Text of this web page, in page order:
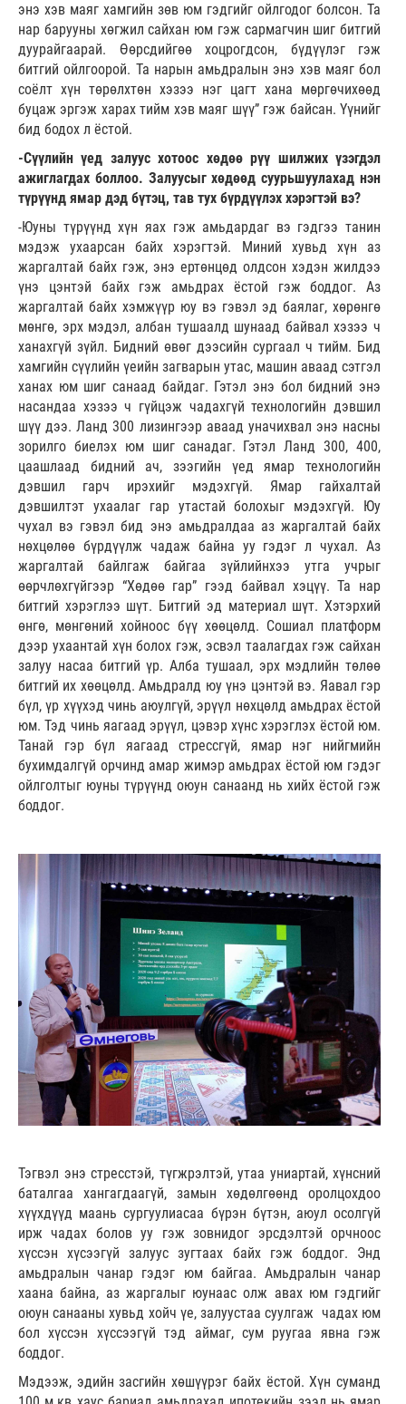
энэ хэв маяг хамгийн зөв юм гэдгийг ойлгодог болсон. Та
нар барууны хөгжил сайхан юм гэж сармагчин шиг битгий
дуурайгаарай. Өөрсдийгөө хоцрогдсон, бүдүүлэг гэж
битгий ойлгоорой. Та нарын амьдралын энэ хэв маяг бол
соёлт хүн төрөлхтөн хэзээ нэг цагт хана мөргөчихөөд
буцаж эргэж харах тийм хэв маяг шүү” гэж байсан. Үүнийг
бид бодох л ёстой.
-Сүүлийн үед залуус хотоос хөдөө рүү шилжих үзэгдэл
ажиглагдах боллоо. Залуусыг хөдөөд суурьшуулахад нэн
түрүүнд ямар дэд бүтэц, тав тух бүрдүүлэх хэрэгтэй вэ?
-Юуны түрүүнд хүн яах гэж амьдардаг вэ гэдгээ танин
мэдэж ухаарсан байх хэрэгтэй. Миний хувьд хүн аз
жаргалтай байх гэж, энэ ертөнцөд олдсон хэдэн жилдээ
үнэ цэнтэй байх гэж амьдрах ёстой гэж боддог. Аз
жаргалтай байх хэмжүүр юу вэ гэвэл эд баялаг, хөрөнгө
мөнгө, эрх мэдэл, албан тушаалд шунаад байвал хэзээ ч
ханахгүй зүйл. Бидний өвөг дээсийн сургаал ч тийм. Бид
хамгийн сүүлийн үеийн загварын утас, машин аваад сэтгэл
ханах юм шиг санаад байдаг. Гэтэл энэ бол бидний энэ
насандаа хэзээ ч гүйцэж чадахгүй технологийн дэвшил
шүү дээ. Ланд 300 лизингээр аваад уначихвал энэ насны
зорилго биелэх юм шиг санадаг. Гэтэл Ланд 300, 400,
цаашлаад бидний ач, зээгийн үед ямар технологийн
дэвшил гарч ирэхийг мэдэхгүй. Ямар гайхалтай
дэвшилтэт ухаалаг гар утастай болохыг мэдэхгүй. Юу
чухал вэ гэвэл бид энэ амьдралдаа аз жаргалтай байх
нөхцөлөө бүрдүүлж чадаж байна уу гэдэг л чухал. Аз
жаргалтай байлгаж байгаа зүйлийнхээ утга учрыг
өөрчлөхгүйгээр “Хөдөө гар” гээд байвал хэцүү. Та нар
битгий хэрэглээ шүт. Битгий эд материал шүт. Хэтэрхий
өнгө, мөнгөний хойноос бүү хөөцөлд. Сошиал платформ
дээр ухаантай хүн болох гэж, эсвэл таалагдах гэж сайхан
залуу насаа битгий үр. Алба тушаал, эрх мэдлийн төлөө
битгий их хөөцөлд. Амьдралд юу үнэ цэнтэй вэ. Яавал гэр
бүл, үр хүүхэд чинь аюулгүй, эрүүл нөхцөлд амьдрах ёстой
юм. Тэд чинь яагаад эрүүл, цэвэр хүнс хэрэглэх ёстой юм.
Танай гэр бүл яагаад стрессгүй, ямар нэг нийгмийн
бухимдалгүй орчинд амар жимэр амьдрах ёстой юм гэдэг
ойлголтыг юуны түрүүнд оюун санаанд нь хийх ёстой гэж
боддог.
Тэгвэл энэ стресстэй, түгжрэлтэй, утаа униартай, хүнсний
баталгаа хангагдаагүй, замын хөдөлгөөнд оролцохдоо
хүүхдүүд маань сургуулиасаа бүрэн бүтэн, аюул осолгүй
ирж чадах болов уу гэж зовнидог эрсдэлтэй орчноос
хүссэн хүсээгүй залуус зугтаах байх гэж боддог. Энд
амьдралын чанар гэдэг юм байгаа. Амьдралын чанар
хаана байна, аз жаргалыг юунаас олж авах юм гэдгийг
оюун санааны хувьд хойч үе, залуустаа суулгаж чадах юм
бол хүссэн хүссээгүй тэд аймаг, сум руугаа явна гэж
боддог.
Мэдээж, эдийн засгийн хөшүүрэг байх ёстой. Хүн суманд